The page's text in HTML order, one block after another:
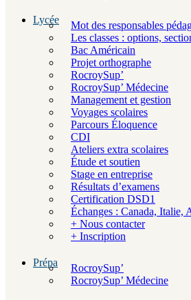
Lycée
Mot des responsables
Les classes : options,
Bac Américain
Projet orthographe
RocroySup’
RocroySup’ Médecine
Management et gestion
Voyages scolaires
Parcours Éloquence
CDI
Ateliers extra scolaires
Étude et soutien
Stage en entreprise
Résultats d’examens
Certification DSD1
Échanges : Canada, Italie,
+ Nous contacter
+ Inscription
Prépa
RocroySup’
RocroySup’ Médecine